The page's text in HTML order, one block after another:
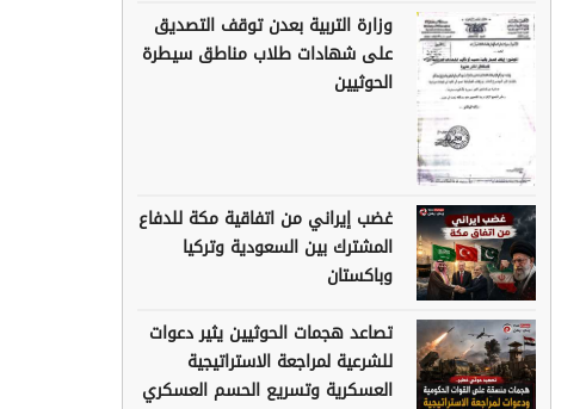
وزارة التربية بعدن توقف التصديق
على شهادات طلاب مناطق سيطرة
الحوثيين
غضب إيراني من اتفاقية مكة للدفاع
المشترك بين السعودية وتركيا
وباكستان
تصاعد هجمات الحوثيين يثير دعوات
للشرعية لمراجعة الاستراتيجية
العسكرية وتسريع الحسم العسكري